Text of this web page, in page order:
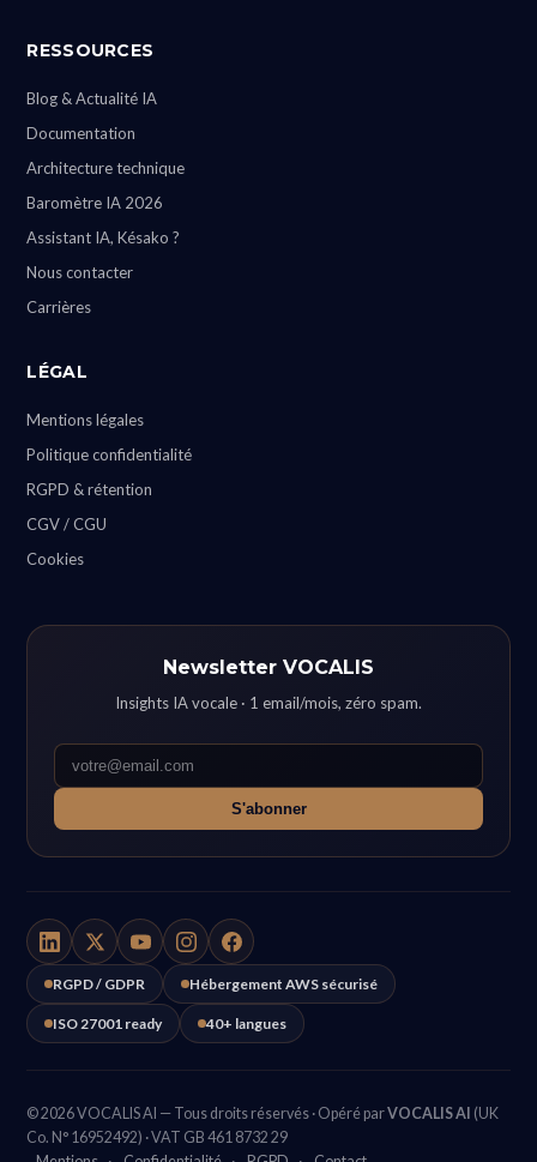
RESSOURCES
Blog & Actualité IA
Documentation
Architecture technique
Baromètre IA 2026
Assistant IA, Késako ?
Nous contacter
Carrières
LÉGAL
Mentions légales
Politique confidentialité
RGPD & rétention
CGV / CGU
Cookies
Newsletter VOCALIS
Insights IA vocale · 1 email/mois, zéro spam.
S'abonner
RGPD / GDPR Hébergement AWS sécurisé
ISO 27001 ready 40+ langues
© 2026 VOCALIS AI — Tous droits réservés · Opéré parVOCALIS AI (UK
Co. N° 16952492) · VAT GB 461 8732 29